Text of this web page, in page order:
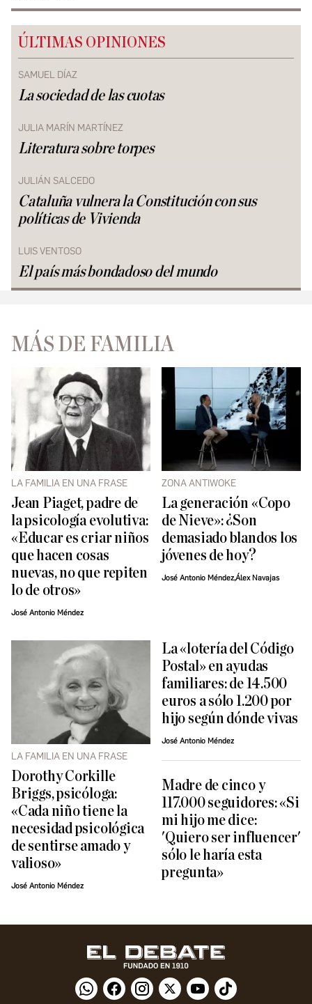
ÚLTIMAS OPINIONES
SAMUEL DÍAZ
La sociedad de las cuotas
JULIA MARÍN MARTÍNEZ
Literatura sobre torpes
JULIÁN SALCEDO
Cataluña vulnera la Constitución con sus
políticas de Vivienda
LUIS VENTOSO
El país más bondadoso del mundo
MÁS DE FAMILIA
LA FAMILIA EN UNA FRASE
Jean Piaget, padre de
la psicología evolutiva:
«Educar es criar niños
que hacen cosas
nuevas, no que repiten
lo de otros»
José Antonio Méndez
ZONA ANTIWOKE
La generación «Copo
de Nieve»: ¿Son
demasiado blandos los
jóvenes de hoy?
José Antonio Méndez,Álex Navajas
LA FAMILIA EN UNA FRASE
Dorothy Corkille
Briggs, psicóloga:
«Cada niño tiene la
necesidad psicológica
de sentirse amado y
valioso»
José Antonio Méndez
La «lotería del Código
Postal» en ayudas
familiares: de 14.500
euros a sólo 1.200 por
hijo según dónde vivas
José Antonio Méndez
Madre de cinco y
117.000 seguidores: «Si
mi hijo me dice:
'Quiero ser influencer'
sólo le haría esta
pregunta»